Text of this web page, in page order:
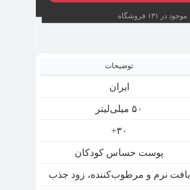
موجود در ۱۳۱ فروشگاه
توضیحات
ایران
۵۰ میلی‌لیتر
۳۰+
پوست حساس کودکان
بافت نرم و مرطوب‌کننده، زود جذب